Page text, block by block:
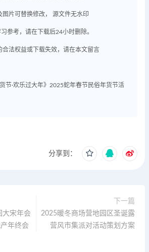
图片可替换修改， 源文件无水印
参考，请在下载后24小时删除。
合法权益或下载失效，请在本文留言
货节·欢乐过大年》2025蛇年春节民俗年货节活
分享到：
大宋年会
年终会
下一篇
2025暖冬商场营地园区圣诞露
营风市集派对活动策划方案